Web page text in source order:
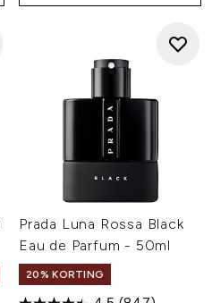
Prada Luna Rossa Black
Eau de Parfum - 50ml
20% KORTING